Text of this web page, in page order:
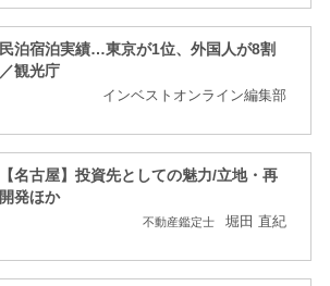
民泊宿泊実績…東京が1位、外国人が8割
／観光庁
インベストオンライン編集部
【名古屋】投資先としての魅力/立地・再
開発ほか
不動産鑑定士 堀田 直紀